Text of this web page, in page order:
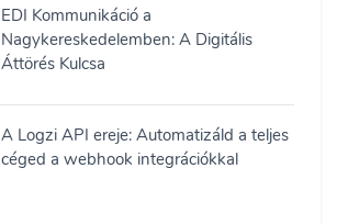
EDI Kommunikáció a
Nagykereskedelemben: A Digitális
Áttörés Kulcsa
A Logzi API ereje: Automatizáld a teljes
céged a webhook integrációkkal